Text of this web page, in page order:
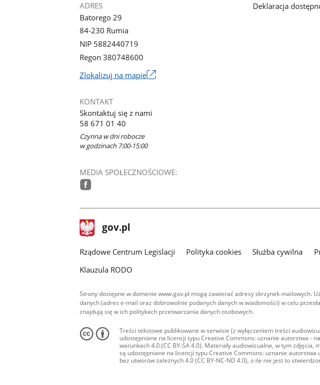
ADRES
Batorego 29
84-230 Rumia
NIP 5882440719
Regon 380748600
Zlokalizuj na mapieLink
nowym
KONTAKT
Skontaktuj się z nami
58 671 01 40
Czynna w dni robocze
w godzinach 7:00-15:00
MEDIA SPOŁECZNOŚCIOWE:
Deklaracja
stopka
gov.pl Strona
gov.pl
Rządowe Centrum Legislacji Polityka cookies Służba cywilna
Klauzula RODO
Strony dostępne w domenie www.gov.pl mogą zawierać adresy skrzynek mailowych.
danych (adres e-mail oraz dobrowolnie podanych danych w wiadomości) w celu
znajdują się w ich politykach przetwarzania danych osobowych.
Treści tekstowe publikowane w serwisie (z wyłączeniem treści
udostępniane na licencji typu Creative Commons: uznanie autorstwa -
warunkach 4.0 (CC BY-SA 4.0). Materiały audiowizualne, w tym zdjęcia,
są udostępniane na licencji typu Creative Commons: uznanie autorstwa
bez utworów zależnych 4.0 (CC BY-NC-ND 4.0), o ile nie jest to